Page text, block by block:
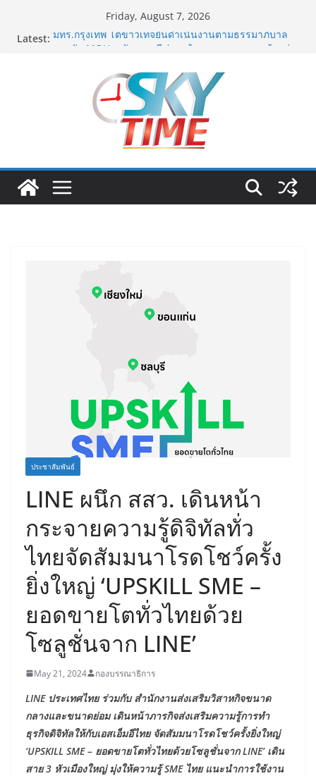
Friday, August 7, 2026
Latest: มทร.กรุงเทพ โต้ข่าวเท็จยันดำเนินงานตามธรรมาภิบาล
ฟุตซอลไทย พ่าย รัสเซีย 1-7 ส่งท้ายรายการ คอนติเนนทัล
ฟุตซอล แชมเปี้ยนชิพ 2026
ททท. เดินหน้ารุกตลาด Corporate Travel ดึงเอเย่นต์กว่า
52 บริษัท ทดสอบเส้นทางท่องเที่ยว Corporate ยกระดับ
ภาคตะวันออกสู่จุดหมายปลายทางคุณภาพ
ททท. ต้อนรับเที่ยวบินปฐมฤกษ์สายการบิน TransNusa
Airlines เส้นทางจาการ์ตา-กรุงเทพฯ เสริม Air
Connectivity ดึงนักท่องเที่ยวคุณภาพจากอินโดนีเซีย เริ่ม
เที่ยวแรกบินแรก 6 สิงหาคมนี้
ม.วลัยลักษณ์ จับมือ รพ.กรุงเทพสิริโรจน์ ยกระดับ
ประชาสัมพันธ์
LINE ผนึก สสว. เดินหน้า
กระจายความรู้ดิจิทัลทั่ว
ไทยจัดสัมมนาโรดโชว์ครั้ง
ยิ่งใหญ่ ‘UPSKILL SME –
ยอดขายโตทั่วไทยด้วย
โซลูชั่นจาก LINE’
May 21, 2024 กองบรรณาธิการ
LINE ประเทศไทย ร่วมกับ สำนักงานส่งเสริมวิสาหกิจขนาด
กลางและขนาดย่อม เดินหน้าภารกิจส่งเสริมความรู้การทำ
ธุรกิจดิจิทัลให้กับเอสเอ็มอีไทย จัดสัมมนาโรดโชว์ครั้งยิ่งใหญ่
‘UPSKILL SME – ยอดขายโตทั่วไทยด้วยโซลูชั่นจาก LINE’ เดิน
สาย 3 หัวเมืองใหญ่ มุ่งให้ความรู้ SME ไทย แนะนำการใช้งาน